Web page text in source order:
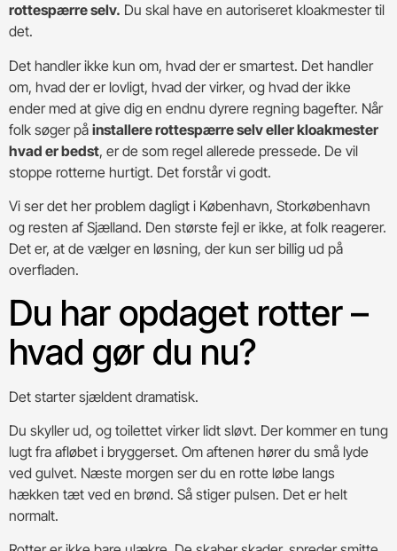
rottespærre selv. Du skal have en autoriseret kloakmester til
det.
Det handler ikke kun om, hvad der er smartest. Det handler
om, hvad der er lovligt, hvad der virker, og hvad der ikke
ender med at give dig en endnu dyrere regning bagefter. Når
folk søger på installere rottespærre selv eller kloakmester
hvad er bedst, er de som regel allerede pressede. De vil
stoppe rotterne hurtigt. Det forstår vi godt.
Vi ser det her problem dagligt i København, Storkøbenhavn
og resten af Sjælland. Den største fejl er ikke, at folk reagerer.
Det er, at de vælger en løsning, der kun ser billig ud på
overfladen.
Du har opdaget rotter –
hvad gør du nu?
Det starter sjældent dramatisk.
Du skyller ud, og toilettet virker lidt sløvt. Der kommer en tung
lugt fra afløbet i bryggerset. Om aftenen hører du små lyde
ved gulvet. Næste morgen ser du en rotte løbe langs
hækken tæt ved en brønd. Så stiger pulsen. Det er helt
normalt.